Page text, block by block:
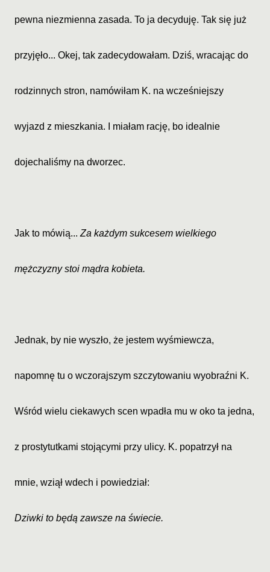
pewna niezmienna zasada. To ja decyduję. Tak się już
przyjęło... Okej, tak zadecydowałam. Dziś, wracając do
rodzinnych stron, namówiłam K. na wcześniejszy
wyjazd z mieszkania. I miałam rację, bo idealnie
dojechaliśmy na dworzec.
Jak to mówią... Za każdym sukcesem wielkiego
mężczyzny stoi mądra kobieta.
Jednak, by nie wyszło, że jestem wyśmiewcza,
napomnę tu o wczorajszym szczytowaniu wyobraźni K.
Wśród wielu ciekawych scen wpadła mu w oko ta jedna,
z prostytutkami stojącymi przy ulicy. K. popatrzył na
mnie, wziął wdech i powiedział:
Dziwki to będą zawsze na świecie.